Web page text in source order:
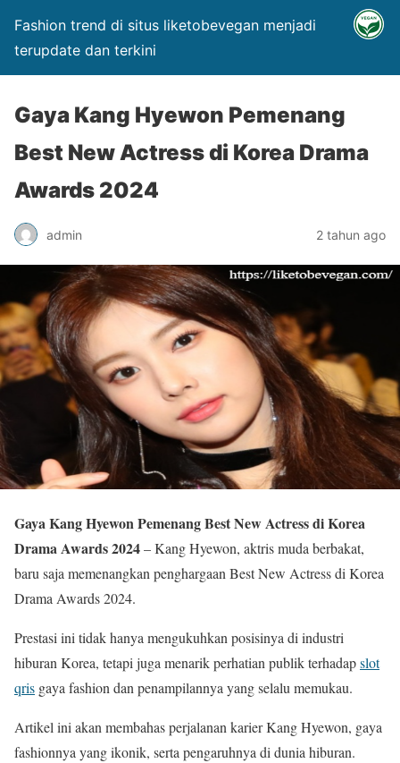
Fashion trend di situs liketobevegan menjadi
terupdate dan terkini
Gaya Kang Hyewon Pemenang
Best New Actress di Korea Drama
Awards 2024
admin 2 tahun ago
Gaya Kang Hyewon Pemenang Best New Actress di Korea
Drama Awards 2024– Kang Hyewon, aktris muda berbakat,
baru saja memenangkan penghargaan Best New Actress di Korea
Drama Awards 2024.
Prestasi ini tidak hanya mengukuhkan posisinya di industri
hiburan Korea, tetapi juga menarik perhatian publik terhadapslot
qris gaya fashion dan penampilannya yang selalu memukau.
Artikel ini akan membahas perjalanan karier Kang Hyewon, gaya
fashionnya yang ikonik, serta pengaruhnya di dunia hiburan.